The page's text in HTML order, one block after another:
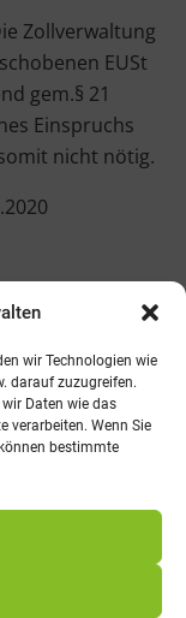
wir Technologien wie
darauf zuzugreifen.
Daten wie das
verarbeiten. Wenn Sie
bestimmte
Zollverwaltung
EUSt
gem.§ 21
Einspruchs
nicht nötig.
Richtlinie (EU)